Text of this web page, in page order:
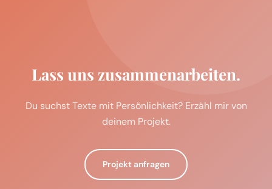
Lass uns zusammenarbeiten.
Du suchst Texte mit Persönlichkeit? Erzähl mir von
deinem Projekt.
Projekt anfragen